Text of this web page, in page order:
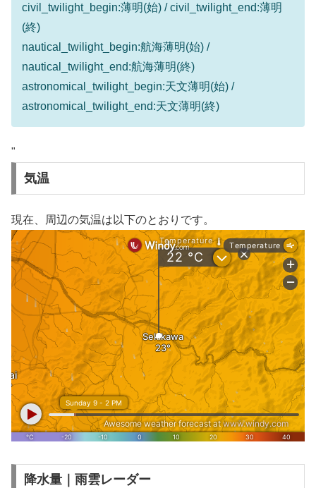
civil_twilight_begin:薄明(始) / civil_twilight_end:薄明
(終)
nautical_twilight_begin:航海薄明(始) /
nautical_twilight_end:航海薄明(終)
astronomical_twilight_begin:天文薄明(始) /
astronomical_twilight_end:天文薄明(終)
"
気温
現在、周辺の気温は以下のとおりです。
降水量｜雨雲レーダー